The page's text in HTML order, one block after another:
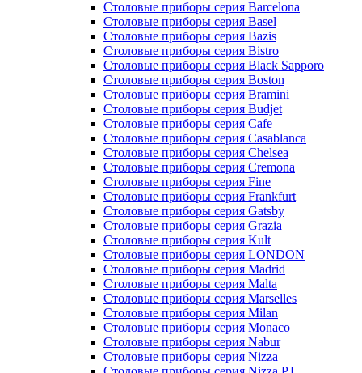
Столовые приборы серия Barcelona
Столовые приборы серия Basel
Столовые приборы серия Bazis
Столовые приборы серия Bistro
Столовые приборы серия Black Sapporo
Столовые приборы серия Boston
Столовые приборы серия Bramini
Столовые приборы серия Budjet
Столовые приборы серия Cafe
Столовые приборы серия Casablanca
Столовые приборы серия Chelsea
Столовые приборы серия Cremona
Столовые приборы серия Fine
Столовые приборы серия Frankfurt
Столовые приборы серия Gatsby
Столовые приборы серия Grazia
Столовые приборы серия Kult
Столовые приборы серия LONDON
Столовые приборы серия Madrid
Столовые приборы серия Malta
Столовые приборы серия Marselles
Столовые приборы серия Milan
Столовые приборы серия Monaco
Столовые приборы серия Nabur
Столовые приборы серия Nizza